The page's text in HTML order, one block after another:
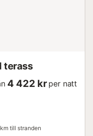
terass
4 422 kr per natt
till stranden